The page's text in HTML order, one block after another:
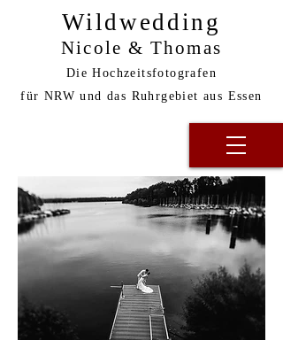
Wildwedding
Nicole & Thomas
Die Hochzeitsfotografen
für NRW und das Ruhrgebiet aus Essen